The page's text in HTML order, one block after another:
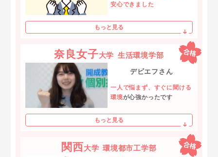
安心できました
もっと見る
奈良女子大学 生活環境学部
デビエフさん
一人で悩まず、すぐに聞ける
環境が心強かったです
もっと見る
関西大学 環境都市工学部